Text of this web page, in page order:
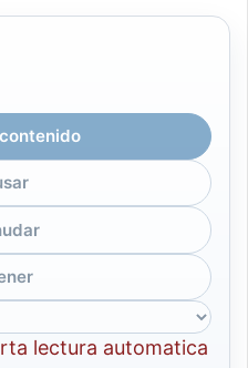
lectura automatica